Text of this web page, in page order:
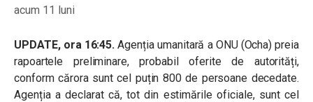
acum 11 luni
UPDATE, ora 16:45.Agenția umanitară a ONU (Ocha) preia
rapoartele preliminare, probabil oferite de autorități,
conform cărora sunt cel puțin 800 de persoane decedate.
Agenția a declarat că, tot din estimările oficiale, sunt cel